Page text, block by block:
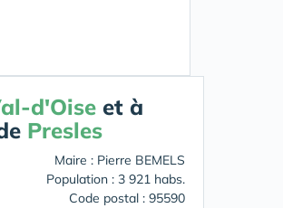
d'Oise et à
Presles
Maire : Pierre BEMELS
Population : 3 921 habs.
Code postal : 95590